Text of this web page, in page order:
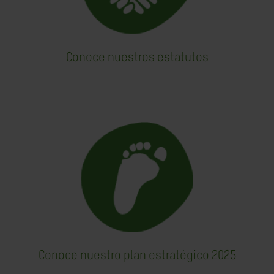
Conoce nuestros estatutos
Conoce nuestro plan estratégico 2025